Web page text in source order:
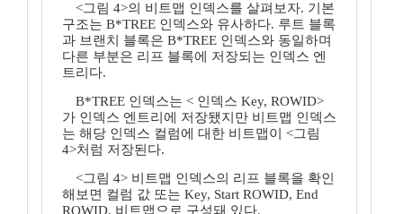
<그림 4>의 비트맵 인덱스를 살펴보자. 기본
구조는 B*TREE 인덱스와 유사하다. 루트 블록
과 브랜치 블록은 B*TREE 인덱스와 동일하며
다른 부분은 리프 블록에 저장되는 인덱스 엔
트리다.
B*TREE 인덱스는 < 인덱스 Key, ROWID>
가 인덱스 엔트리에 저장됐지만 비트맵 인덱스
는 해당 인덱스 컬럼에 대한 비트맵이 <그림
4>처럼 저장된다.
<그림 4> 비트맵 인덱스의 리프 블록을 확인
해보면 컬럼 값 또는 Key, Start ROWID, End
ROWID, 비트맵으로 구성돼 있다.